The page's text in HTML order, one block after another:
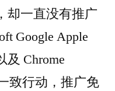
却一直没有推广
Google Apple
Chrome
致行动，推广免